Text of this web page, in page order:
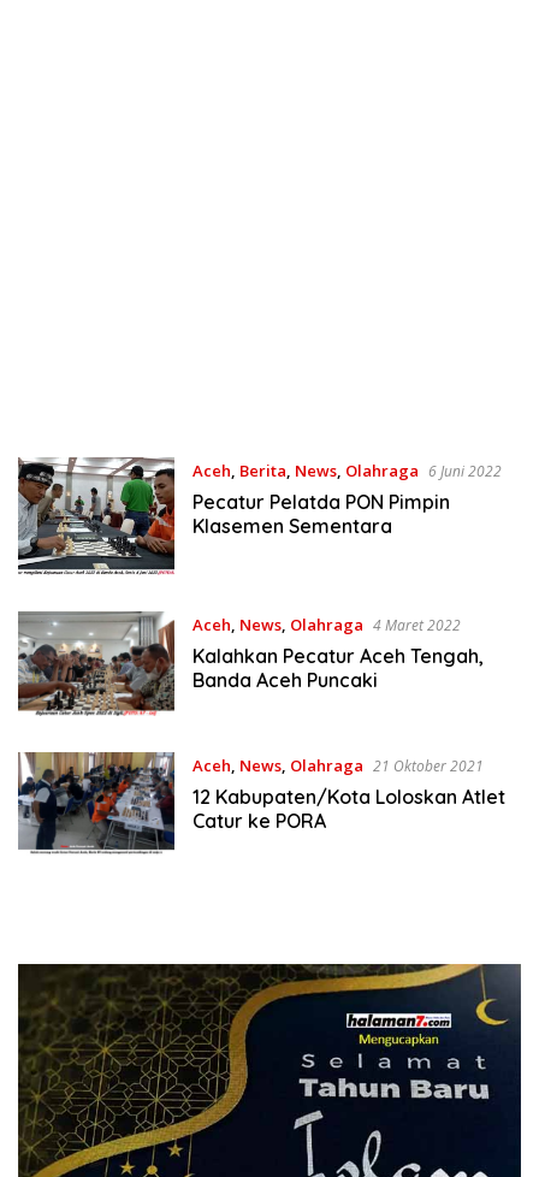
Aceh, Berita, News, Olahraga 6 Juni 2022
Pecatur Pelatda PON Pimpin
Klasemen Sementara
Aceh, News, Olahraga 4 Maret 2022
Kalahkan Pecatur Aceh Tengah,
Banda Aceh Puncaki
Aceh, News, Olahraga 21 Oktober 2021
12 Kabupaten/Kota Loloskan Atlet
Catur ke PORA